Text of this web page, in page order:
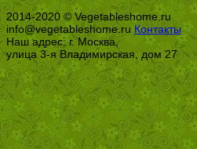
2014-2020 © Vegetableshome.ru
info@vegetableshome.ruКонтакты
Наш адрес: г. Москва,
улица 3-я Владимирская, дом 27